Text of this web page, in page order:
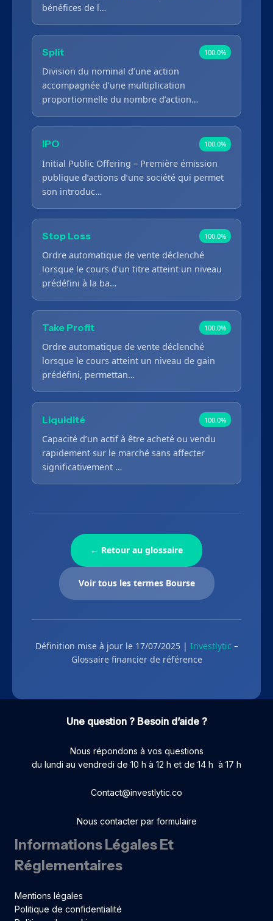
bénéfices de l…
Split 100.0%
Division du nominal d’une action
accompagnée d’une multiplication
proportionnelle du nombre d’action…
IPO 100.0%
Initial Public Offering – Première émission
publique d’actions d’une société qui permet
son introduc…
Stop Loss 100.0%
Ordre automatique de vente déclenché
lorsque le cours d’un titre atteint un niveau
prédéfini à la ba…
Take Profit 100.0%
Ordre automatique de vente déclenché
lorsque le cours atteint un niveau de gain
prédéfini, permettan…
Liquidité 100.0%
Capacité d’un actif à être acheté ou vendu
rapidement sur le marché sans affecter
significativement …
← Retour au glossaire
Voir tous les termes Bourse
Définition mise à jour le 17/07/2025 | Investlytic –
Glossaire financier de référence
Une question ? Besoin d’aide ?
Nous répondons à vos questions
du lundi au vendredi de 10 h à 12 h et de 14 h à 17 h
Contact@investlytic.co
Nous contacter par formulaire
Informations Légales Et
Réglementaires
Mentions légales
Politique de confidentialité